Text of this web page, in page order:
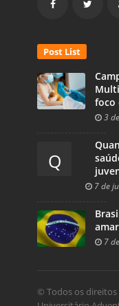
Post List
foco
3
Q
7 de
7
© Todos os direitos